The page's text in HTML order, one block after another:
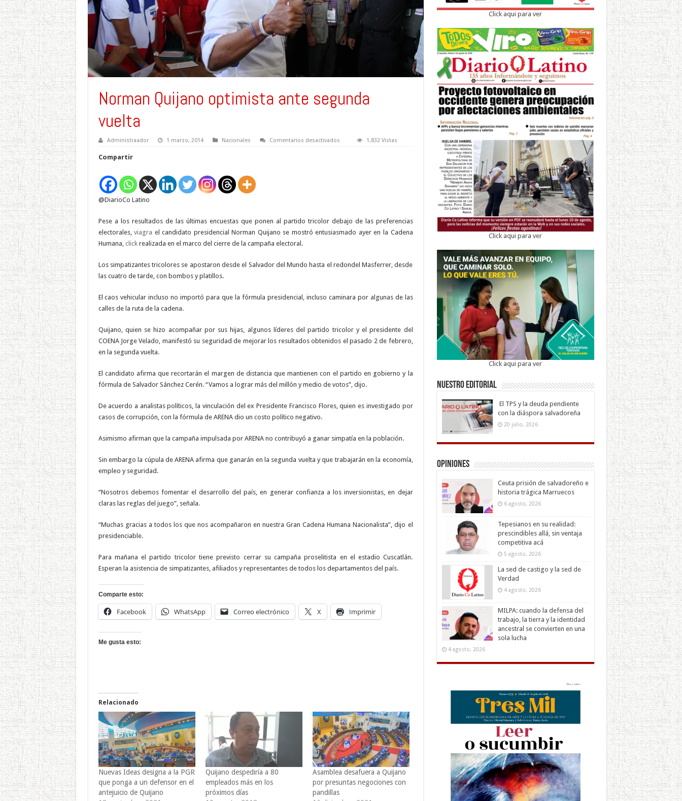
Norman Quijano optimista ante segunda
vuelta
Administraador 1 marzo, 2014 Nacionales Comentarios desactivadosen
1,832 Vistas
Compartir
@DiarioCo Latino
Pese a los resultados de las últimas encuestas que ponen al partido tricolor debajo de las preferencias
electorales,viagra el candidato presidencial Norman Quijano se mostró entusiasmado ayer en la Cadena
Humana, clickrealizada en el marco del cierre de la campaña electoral.
Los simpatizantes tricolores se apostaron desde el Salvador del Mundo hasta el redondel Masferrer, desde
las cuatro de tarde, con bombos y platillos.
El caos vehicular incluso no importó para que la fórmula presidencial, incluso caminara por algunas de las
calles de la ruta de la cadena.
Quijano, quien se hizo acompañar por sus hijas, algunos líderes del partido tricolor y el presidente del
COENA Jorge Velado, manifestó su seguridad de mejorar los resultados obtenidos el pasado 2 de febrero,
en la segunda vuelta.
El candidato afirma que recortarán el margen de distancia que mantienen con el partido en gobierno y la
fórmula de Salvador Sánchez Cerén. “Vamos a lograr más del millón y medio de votos”, dijo.
De acuerdo a analistas políticos, la vinculación del ex Presidente Francisco Flores, quien es investigado por
casos de corrupción, con la fórmula de ARENA dio un costo político negativo.
Asimismo afirman que la campaña impulsada por ARENA no contribuyó a ganar simpatía en la población.
Sin embargo la cúpula de ARENA afirma que ganarán en la segunda vuelta y que trabajarán en la economía,
empleo y seguridad.
“Nosotros debemos fomentar el desarrollo del país, en generar confianza a los inversionistas, en dejar
claras las reglas del juego”, señala.
“Muchas gracias a todos los que nos acompañaron en nuestra Gran Cadena Humana Nacionalista”, dijo el
presidenciable.
Para mañana el partido tricolor tiene previsto cerrar su campaña proselitista en el estadio Cuscatlán.
Esperan la asistencia de simpatizantes, afiliados y representantes de todos los departamentos del país.
Comparte esto:
Facebook WhatsApp Correo electrónico X Imprimir
Me gusta esto:
Relacionado
Nuevas Ideas designa a la PGR
que ponga a un defensor en el
antejuicio de Quijano
Quijano despediría a 80
empleados más en los
próximos días
Asamblea desafuera a Quijano
por presuntas negociones con
pandillas
Click aqui para ver
Click aqui para ver
Click aqui para ver
Nuestro Editorial
El TPS y la deuda pendiente
con la diáspora salvadoreña
20 julio, 2026
Opiniones
Ceuta prisión de salvadoreño e
historia trágica Marruecos
6 agosto, 2026
Tepesianos en su realidad:
prescindibles allá, sin ventaja
competitiva acá
5 agosto, 2026
La sed de castigo y la sed de
Verdad
4 agosto, 2026
MILPA: cuando la defensa del
trabajo, la tierra y la identidad
ancestral se convierten en una
sola lucha
4 agosto, 2026